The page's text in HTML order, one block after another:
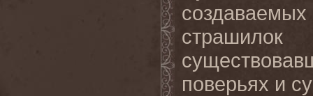
создаваемых
поверьях и